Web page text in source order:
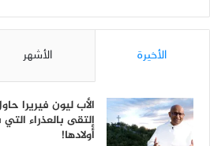
الأخيرة الأشهر
الأب ليون فيريرا
إلتقى بالعذراء
أولادها!